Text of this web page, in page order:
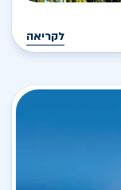
לקריאה